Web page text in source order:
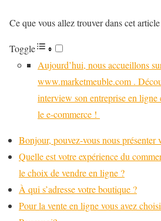
Ce que vous allez trouver dans cet
Toggle
Aujourd’hui, nous accueillons
www.marketmeuble.com .
interview son entreprise en ligne
le e-commerce !
Bonjour, pouvez-vous nous présenter
Quelle est votre expérience du
le choix de vendre en ligne ?
À qui s’adresse votre boutique ?
Pour la vente en ligne vous avez